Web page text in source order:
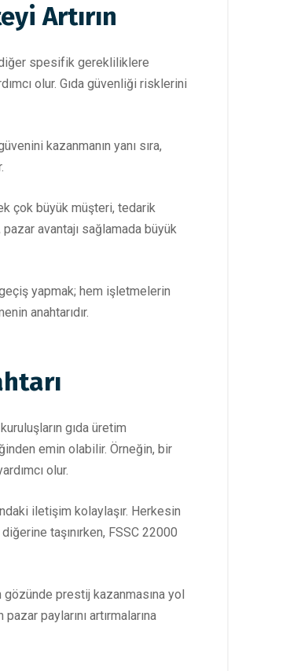
Artırın
diğer spesifik gerekliliklere
olur. Gıda güvenliği risklerini
kazanmanın yanı sıra,
çok büyük müşteri, tedarik
avantajı sağlamada büyük
yapmak; hem işletmelerin
anahtarıdır.
gıda üretim
emin olabilir. Örneğin, bir
olur.
iletişim kolaylaşır. Herkesin
taşınırken, FSSC 22000
gözünde prestij kazanmasına yol
paylarını artırmalarına